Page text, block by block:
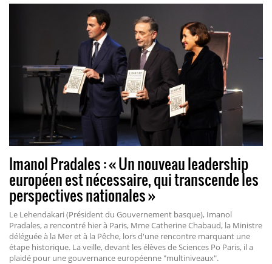
Imanol Pradales : « Un nouveau leadership
européen est nécessaire, qui transcende les
perspectives nationales »
Le Lehendakari (Président du Gouvernement basque), Imanol
Pradales, a rencontré hier à Paris, Mme Catherine Chabaud, la Ministre
déléguée à la Mer et à la Pêche, lors d'une rencontre marquant une
étape historique. La veille, devant les élèves de Sciences Po Paris, il a
plaidé pour une gouvernance européenne "multiniveaux".